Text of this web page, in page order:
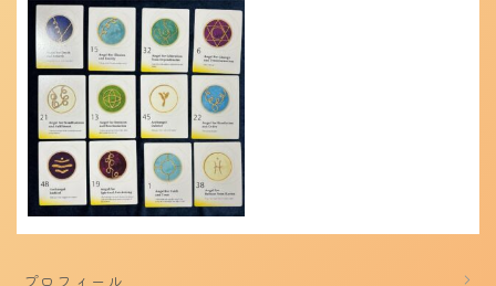
プロフィール